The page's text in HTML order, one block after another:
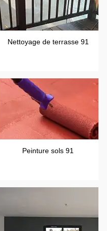
Nettoyage de terrasse 91
Peinture sols 91